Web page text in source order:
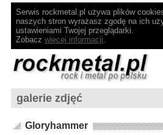
Serwis rockmetal.pl używa plików
naszych stron wyrażasz zgodę na ich
ustawieniami Twojej przeglądarki.
Zobacz więcej informacji.
galerie zdjęć
Gloryhammer